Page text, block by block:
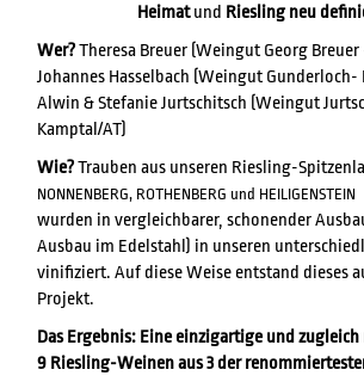
Heimatund Riesling neu
Wer?Theresa Breuer (Weingut Georg
Johannes Hasselbach (Weingut Gunderloch-
Alwin & Stefanie Jurtschitsch (Weingut
Kamptal/AT)
Wie?Trauben aus unseren Riesling-
NONNENBERG, ROTHENBERG und HEILIGENSTEIN
wurden in vergleichbarer, schonender
Ausbau im Edelstahl) in unseren
vinifiziert. Auf diese Weise entstand dieses
Projekt.
Das Ergebnis: Eine einzigartige und
9 Riesling-Weinen aus 3 der